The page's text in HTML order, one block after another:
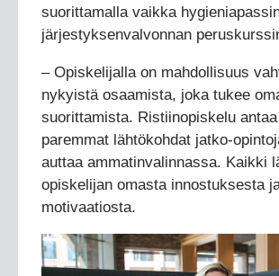
suorittamalla vaikka
järjestyksenvalvonnan
– Opiskelijalla on mahdollisuus
nykyistä osaamista, joka tukee
suorittamista. Ristiinopiskelu
paremmat lähtökohdat jatko-
auttaa ammatinvalinnassa. Kaikki
opiskelijan omasta innostuksesta
motivaatiosta.